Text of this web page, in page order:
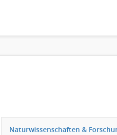
Naturwissenschaften &